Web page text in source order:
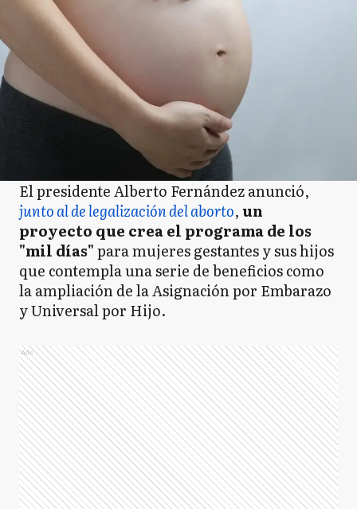
El presidente Alberto Fernández anunció,
junto al de legalización del aborto,un
proyecto que crea el programa de los
"mil días"para mujeres gestantes y sus hijos
que contempla una serie de beneficios como
la ampliación de la Asignación por Embarazo
y Universal por Hijo.
Ads